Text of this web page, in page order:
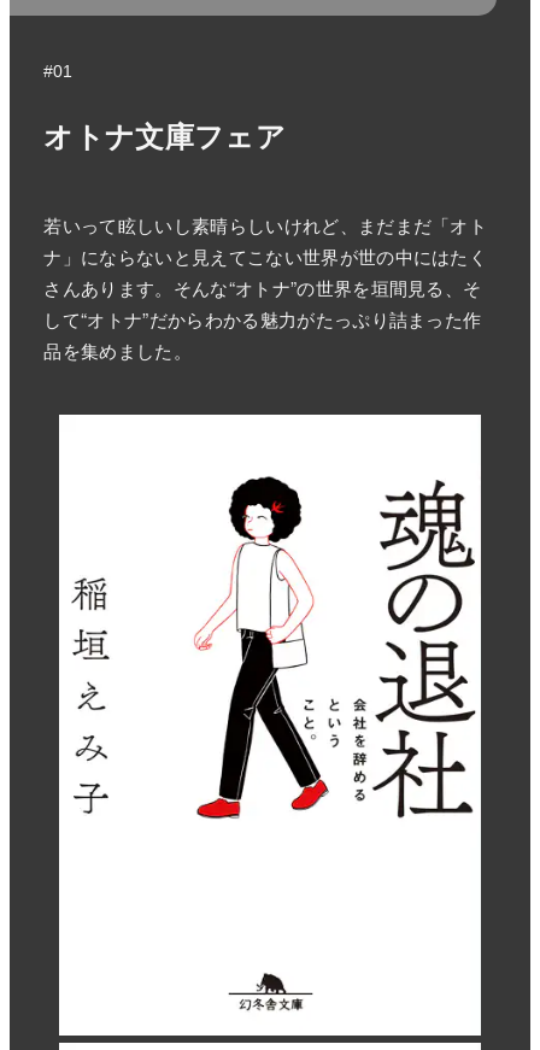
#01
オトナ文庫フェア
若いって眩しいし素晴らしいけれど、まだまだ「オト
ナ」にならないと見えてこない世界が世の中にはたく
さんあります。そんな“オトナ”の世界を垣間見る、そ
して“オトナ”だからわかる魅力がたっぷり詰まった作
品を集めました。